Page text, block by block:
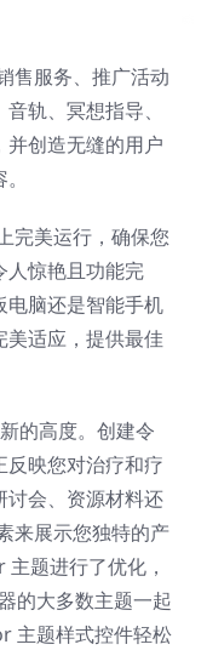
售服务、推广活动
轨、冥想指导、
创造无缝的用户
完美运行，确保您
人惊艳且功能完
电脑还是智能手机
适应，提供最佳
的高度。创建令
反映您对治疗和疗
讨会、资源材料还
来展示您独特的产
题进行了优化，
的大多数主题一起
主题样式控件轻松